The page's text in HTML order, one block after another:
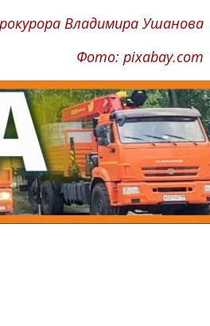
Владимира Ушанова
Фото: pixabay.com